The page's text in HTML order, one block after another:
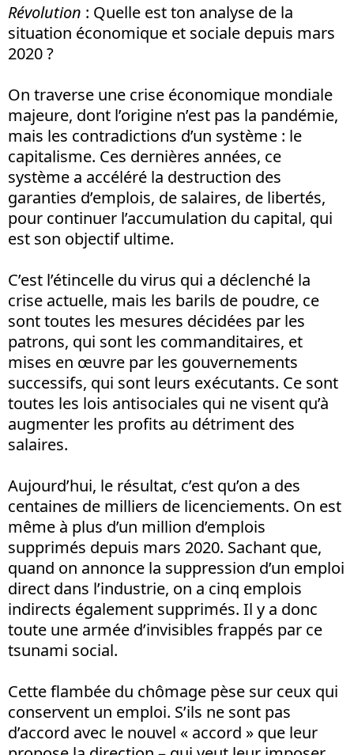
Révolution : Quelle est ton analyse de la
situation économique et sociale depuis mars
2020 ?
On traverse une crise économique mondiale
majeure, dont l’origine n’est pas la pandémie,
mais les contradictions d’un système : le
capitalisme. Ces dernières années, ce
système a accéléré la destruction des
garanties d’emplois, de salaires, de libertés,
pour continuer l’accumulation du capital, qui
est son objectif ultime.
C’est l’étincelle du virus qui a déclenché la
crise actuelle, mais les barils de poudre, ce
sont toutes les mesures décidées par les
patrons, qui sont les commanditaires, et
mises en œuvre par les gouvernements
successifs, qui sont leurs exécutants. Ce sont
toutes les lois antisociales qui ne visent qu’à
augmenter les profits au détriment des
salaires.
Aujourd’hui, le résultat, c’est qu’on a des
centaines de milliers de licenciements. On est
même à plus d’un million d’emplois
supprimés depuis mars 2020. Sachant que,
quand on annonce la suppression d’un emploi
direct dans l’industrie, on a cinq emplois
indirects également supprimés. Il y a donc
toute une armée d’invisibles frappés par ce
tsunami social.
Cette flambée du chômage pèse sur ceux qui
conservent un emploi. S’ils ne sont pas
d’accord avec le nouvel « accord » que leur